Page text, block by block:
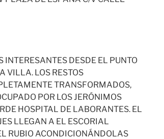
INTERESANTES DESDE EL PUNTO
VILLA. LOS RESTOS
TRANSFORMADOS,
POR LOS JERÓNIMOS
HOSPITAL DE LABORANTES. EL
LLEGAN A EL ESCORIAL
RUBIO ACONDICIONÁNDOLAS